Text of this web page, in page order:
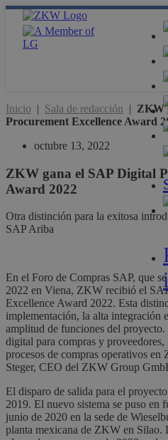
Inicio | Sala de redacción | ZKW
Procurement Excellence Award
octubre 13, 2022
ZKW gana el SAP Digital
Award 2022
Otra distinción para la exitosa
SAP Ariba
En el Foro de Compras SAP, que
2022 en Viena, ZKW recibió el
Excellence Award 2022. Esta
implementación, la alta integración
amplitud de funciones del
digital para compras y
procesos de compras operativos
Steger, CEO del ZKW Group
El disparo de salida para el
2019. El nuevo sistema se puso en
junio de 2020 en la sede de
planta mexicana de ZKW en Silao.